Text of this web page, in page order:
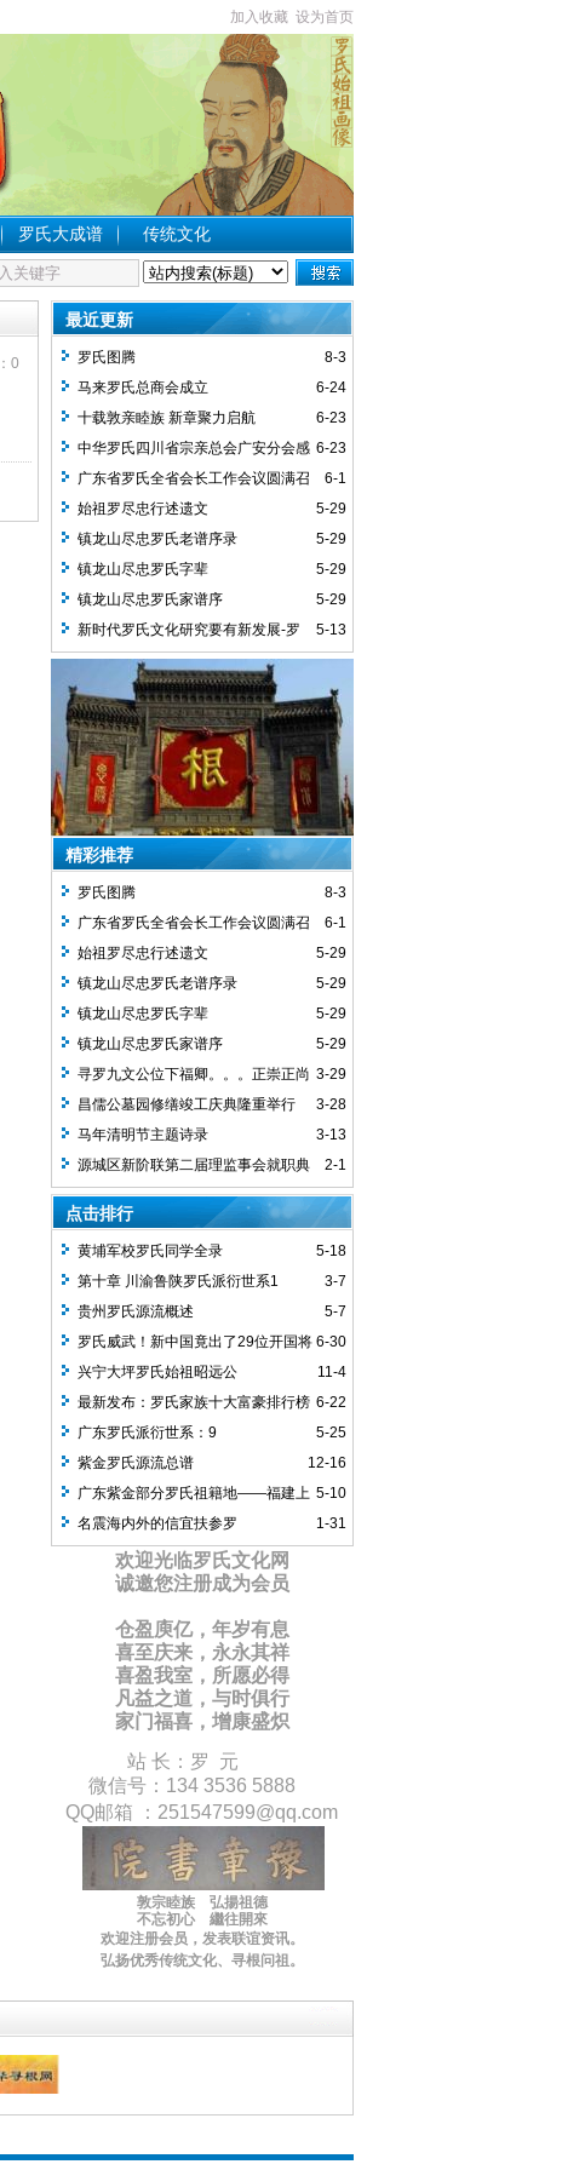
加入收藏 设为首页
罗氏大成谱 传统文化
0
最近更新
8-3
罗氏图腾
6-24
马来罗氏总商会成立
6-23
十载敦亲睦族 新章聚力启航
6-23
中华罗氏四川省宗亲总会广安分会感
谢词
6-1
广东省罗氏全省会长工作会议圆满召
开
5-29
始祖罗尽忠行述遗文
5-29
镇龙山尽忠罗氏老谱序录
5-29
镇龙山尽忠罗氏字辈
5-29
镇龙山尽忠罗氏家谱序
5-13
新时代罗氏文化研究要有新发展-罗
义贤
精彩推荐
8-3
罗氏图腾
6-1
广东省罗氏全省会长工作会议圆满召
开
5-29
始祖罗尽忠行述遗文
5-29
镇龙山尽忠罗氏老谱序录
5-29
镇龙山尽忠罗氏字辈
5-29
镇龙山尽忠罗氏家谱序
3-29
寻罗九文公位下福卿。。。正崇正尚
后裔启示
3-28
昌儒公墓园修缮竣工庆典隆重举行
3-13
马年清明节主题诗录
2-1
源城区新阶联第二届理监事会就职典
礼圆满举行
点击排行
5-18
黄埔军校罗氏同学全录
3-7
第十章 川渝鲁陕罗氏派衍世系1
5-7
贵州罗氏源流概述
6-30
罗氏威武！新中国竟出了29位开国将
军，罗家人顶起！
11-4
兴宁大坪罗氏始祖昭远公
6-22
最新发布：罗氏家族十大富豪排行榜
5-25
广东罗氏派衍世系：9
12-16
紫金罗氏源流总谱
5-10
广东紫金部分罗氏祖籍地——福建上
杭大洋坝
1-31
名震海内外的信宜扶参罗
欢迎光临罗氏文化网
诚邀您注册成为会员
仓盈庾亿，年岁有息
喜至庆来，永永其祥
喜盈我室，所愿必得
凡益之道，与时俱行
家门福喜，增康盛炽
站 长：罗 元
微信号：134 3536 5888
QQ邮箱 ： 251547599@qq.com
敦宗睦族 弘揚祖德
不忘初心 繼往開來
欢迎注册会员， 发表联谊资讯。
弘扬优秀传统文化、寻根问祖。